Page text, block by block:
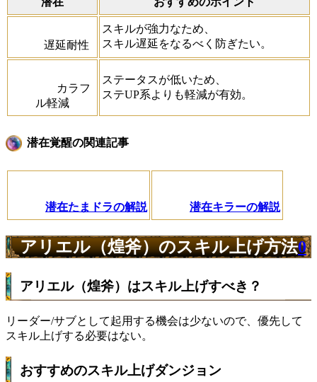
遅延耐性
スキルが強力なため、
スキル遅延をなるべく防ぎたい。
カラフ
ル軽減
ステータスが低いため、
ステUP系よりも軽減が有効。
潜在覚醒の関連記事
潜在たまドラの解説 潜在キラーの解説
アリエル（煌斧）のスキル上げ方法0
アリエル（煌斧）はスキル上げすべき？
リーダー/サブとして起用する機会は少ないので、優先して
スキル上げする必要はない。
おすすめのスキル上げダンジョン